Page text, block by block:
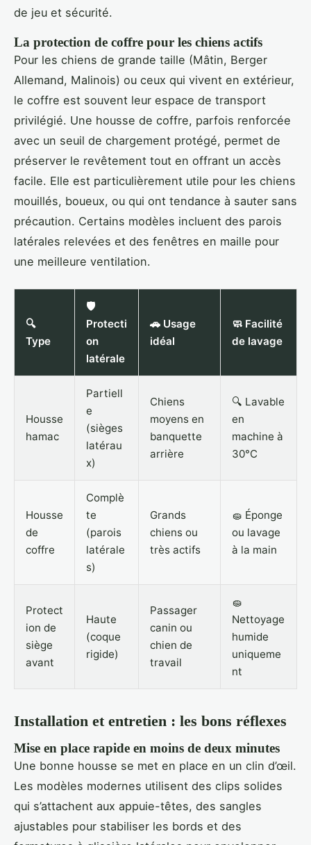
de jeu et sécurité.
La protection de coffre pour les chiens actifs
Pour les chiens de grande taille (Mâtin, Berger
Allemand, Malinois) ou ceux qui vivent en extérieur,
le coffre est souvent leur espace de transport
privilégié. Une housse de coffre, parfois renforcée
avec un seuil de chargement protégé, permet de
préserver le revêtement tout en offrant un accès
facile. Elle est particulièrement utile pour les chiens
mouillés, boueux, ou qui ont tendance à sauter sans
précaution. Certains modèles incluent des parois
latérales relevées et des fenêtres en maille pour
une meilleure ventilation.
🔍
Type
🛡️
Protecti
on
latérale
🚗 Usage
idéal
🧼 Facilité
de lavage
Housse
hamac
Partiell
e
(sièges
latérau
x)
Chiens
moyens en
banquette
arrière
🔍 Lavable
en
machine à
30°C
Housse
de
coffre
Complè
te
(parois
latérale
s)
Grands
chiens ou
très actifs
🧽 Éponge
ou lavage
à la main
Protect
ion de
siège
avant
Haute
(coque
rigide)
Passager
canin ou
chien de
travail
🧽
Nettoyage
humide
uniqueme
nt
Installation et entretien : les bons réflexes
Mise en place rapide en moins de deux minutes
Une bonne housse se met en place en un clin d’œil.
Les modèles modernes utilisent des clips solides
qui s’attachent aux appuie-têtes, des sangles
ajustables pour stabiliser les bords et des